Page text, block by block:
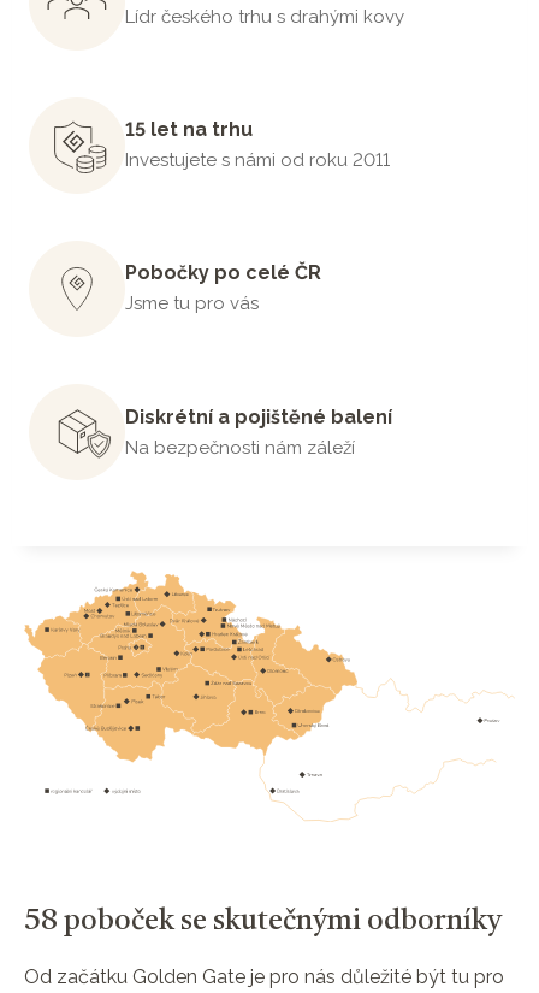
Lídr českého trhu s drahými kovy
15 let na trhu
Investujete s námi od roku 2011
Pobočky po celé ČR
Jsme tu pro vás
Diskrétní a pojištěné balení
Na bezpečnosti nám záleží
58 poboček se skutečnými odborníky
Od začátku Golden Gate je pro nás důležité být tu pro